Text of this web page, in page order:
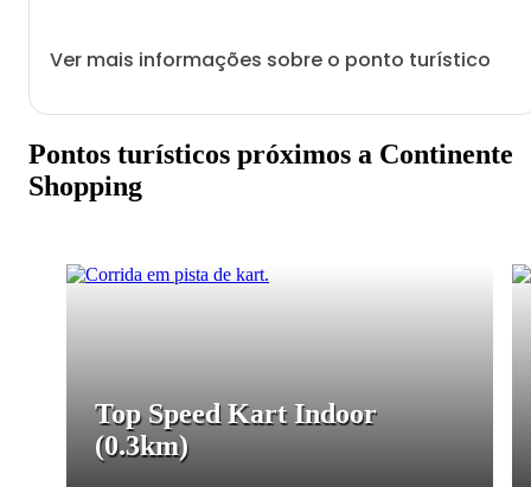
Ver mais informações sobre o ponto turístico
Pontos turísticos próximos a Continente
Shopping
Top Speed Kart Indoor
(0.3km)